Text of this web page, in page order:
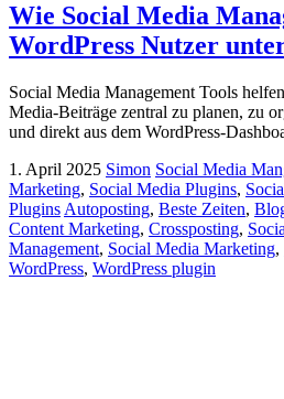
Wie Social Media
WordPress Nutzer
Social Media Management Tools
Media-Beiträge zentral zu planen, zu
und direkt aus dem WordPress-
1. April 2025 Simon Social Media
Marketing, Social Media Plugins,
Plugins Autoposting, Beste Zeiten,
Content Marketing, Crossposting,
Management, Social Media Marketing,
WordPress, WordPress plugin